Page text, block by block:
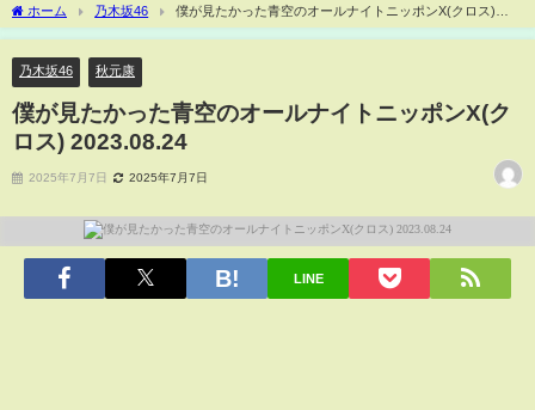
ホーム 乃木坂46
僕が見たかった青空のオールナイトニッポンX(クロス)
2023.08.24
乃木坂46 秋元康
僕が見たかった青空のオールナイトニッポンX(ク
ロス) 2023.08.24
2025年7月7日 2025年7月7日
LINE